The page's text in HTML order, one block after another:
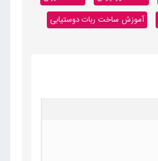
آموزش ساخت ربات دوستیابی